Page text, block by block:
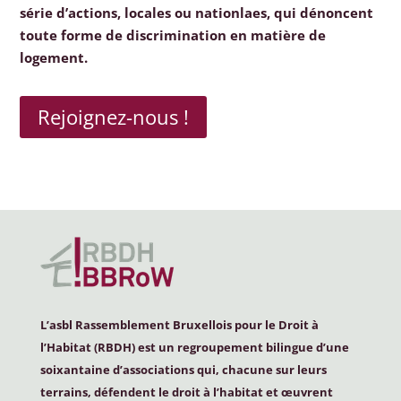
série d’actions, locales ou nationlaes, qui dénoncent
toute forme de discrimination en matière de
logement.
Rejoignez-nous !
L’asbl Rassemblement Bruxellois pour le Droit à
l’Habitat (RBDH) est un regroupement bilingue d’une
soixantaine d’associations qui, chacune sur leurs
terrains, défendent le droit à l’habitat et œuvrent